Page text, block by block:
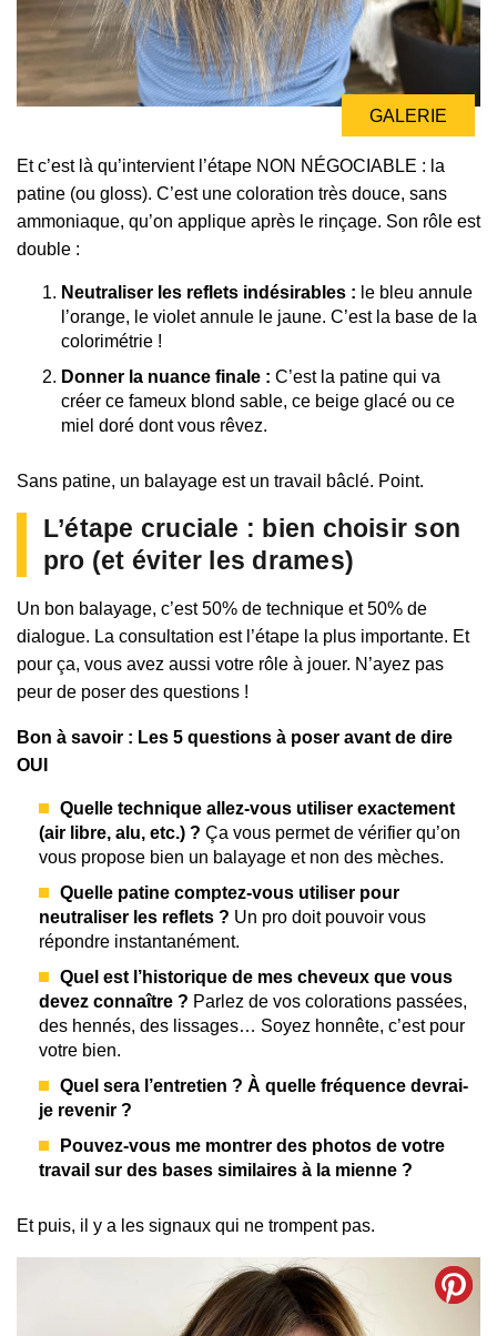
GALERIE
Et c’est là qu’intervient l’étape NON NÉGOCIABLE : la
patine (ou gloss). C’est une coloration très douce, sans
ammoniaque, qu’on applique après le rinçage. Son rôle est
double :
Neutraliser les reflets indésirables : le bleu annule
l’orange, le violet annule le jaune. C’est la base de la
colorimétrie !
Donner la nuance finale : C’est la patine qui va
créer ce fameux blond sable, ce beige glacé ou ce
miel doré dont vous rêvez.
Sans patine, un balayage est un travail bâclé. Point.
L’étape cruciale : bien choisir son
pro (et éviter les drames)
Un bon balayage, c’est 50% de technique et 50% de
dialogue. La consultation est l’étape la plus importante. Et
pour ça, vous avez aussi votre rôle à jouer. N’ayez pas
peur de poser des questions !
Bon à savoir : Les 5 questions à poser avant de dire
OUI
Quelle technique allez-vous utiliser exactement
(air libre, alu, etc.) ? Ça vous permet de vérifier qu’on
vous propose bien un balayage et non des mèches.
Quelle patine comptez-vous utiliser pour
neutraliser les reflets ? Un pro doit pouvoir vous
répondre instantanément.
Quel est l’historique de mes cheveux que vous
devez connaître ? Parlez de vos colorations passées,
des hennés, des lissages… Soyez honnête, c’est pour
votre bien.
Quel sera l’entretien ? À quelle fréquence devrai-
je revenir ?
Pouvez-vous me montrer des photos de votre
travail sur des bases similaires à la mienne ?
Et puis, il y a les signaux qui ne trompent pas.